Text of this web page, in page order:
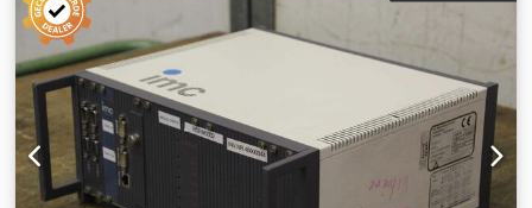
min. 50 mm Meethoogte boven tafel max. 800 mm
Tafeldiameter 500 mm Grondcirkeldiameter 0 - 1000 mm
Max. walsweg ±115 mm Max. werkstukgewicht 2000 kg X-as
230 mm Y-as 530 mm Z-as 750 mm Max. werkstukdiameter
1000 mm Software bij nieuwe PC WIN11 Kegelwielsoftware
indien gewenst alleen bij Metrotek-installatie Aanvullende
informatie: - Machine gekalibreerd volgens DAKKS op 19-
11-2017